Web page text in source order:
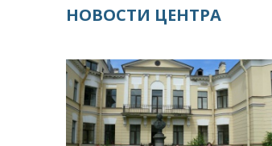
НОВОСТИ ЦЕНТРА